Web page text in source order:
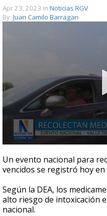
Apr 23, 2023 in Noticias RGV
By: Juan Camilo Barragan
seconds
of
1
58
seconds
Un evento nacional para
vencidos se registró hoy
Según la DEA, los
alto riesgo de intoxicación
nacional.